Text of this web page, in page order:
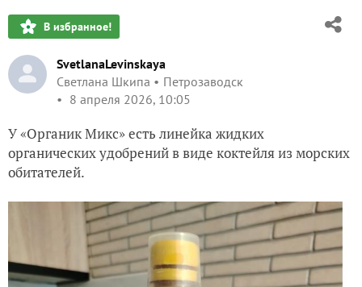
В избранное!
SvetlanaLevinskaya
Светлана Шкипа
Петрозаводск
8 апреля 2026, 10:05
У «Органик Микс» есть линейка жидких
органических удобрений в виде коктейля из морских
обитателей.